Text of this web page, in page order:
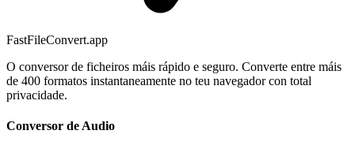
FastFileConvert.app
O conversor de ficheiros máis rápido e seguro. Converte entre máis
de 400 formatos instantaneamente no teu navegador con total
privacidade.
Conversor de Audio